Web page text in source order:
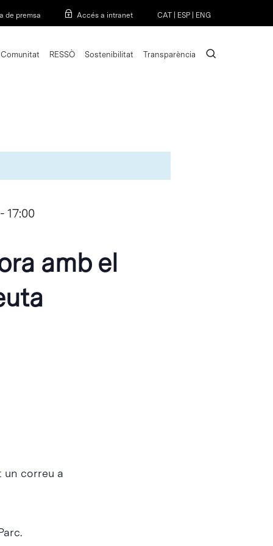
de premsa Accés a intranet CAT ESP ENG
Comunitat RESSÒ Sostenibilitat Transparència search
17:00
amb el
un correu a